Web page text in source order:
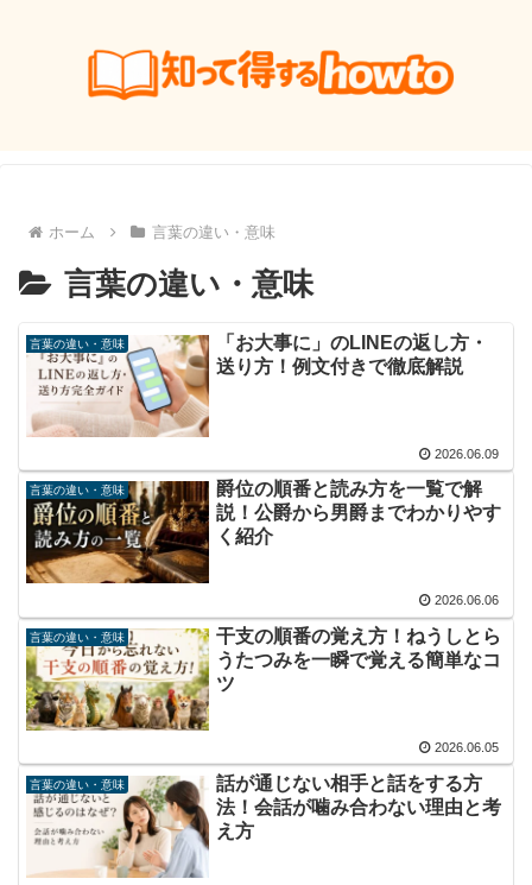
ホーム 言葉の違い・意味
言葉の違い・意味
言葉の違い・意味
「お大事に」のLINEの返し方・
送り方！例文付きで徹底解説
2026.06.09
言葉の違い・意味
爵位の順番と読み方を一覧で解
説！公爵から男爵までわかりやす
く紹介
2026.06.06
言葉の違い・意味
干支の順番の覚え方！ねうしとら
うたつみを一瞬で覚える簡単なコ
ツ
2026.06.05
言葉の違い・意味
話が通じない相手と話をする方
法！会話が噛み合わない理由と考
え方